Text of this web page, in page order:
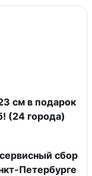
см в подарок
(24 города)
сбор
Петербурге